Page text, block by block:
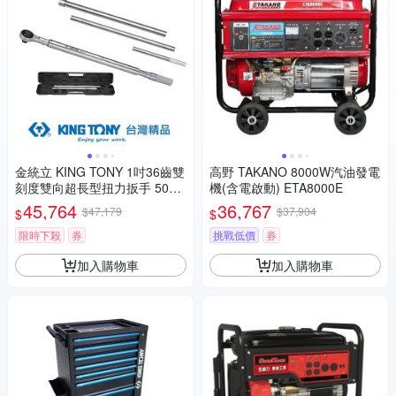
金統立 KING TONY 1吋36齒雙
刻度雙向超長型扭力扳手 500~
2500 NmKT34862-3FF KT348
62-3FF 1吋, 36齒雙刻度雙向
超長型, 500~2500 Nm
$45,764 $47,179
限時下殺
券
加入購物車
高野 TAKANO 8000W汽油發電
機(含電啟動) ETA8000E
$36,767 $37,904
挑戰低價
券
加入購物車